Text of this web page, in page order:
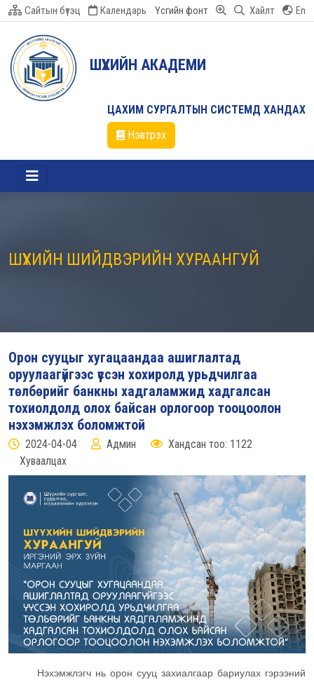
Сайтын бүтэц Календарь Үсгийн фонт Хайлт En
ШҮҮХИЙН АКАДЕМИ
ЦАХИМ СУРГАЛТЫН СИСТЕМД ХАНДАХ
Нэвтрэх
ШҮҮХИЙН ШИЙДВЭРИЙН ХУРААНГУЙ
Орон сууцыг хугацаандаа ашиглалтад
оруулаагүйгээс үүссэн хохиролд урьдчилгаа
төлбөрийг банкны хадгаламжид хадгалсан
тохиолдолд олох байсан орлогоор тооцоолон
нэхэмжлэх боломжтой
2024-04-04 Админ
Хандсан тоо: 1122
Хуваалцах
Нэхэмжлэгч нь орон сууц захиалгаар бариулах гэрээний